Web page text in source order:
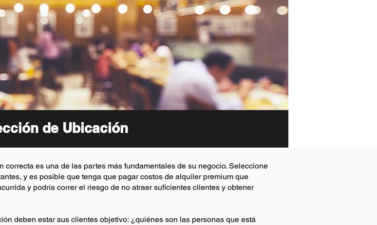
de Ubicación
es una de las partes más fundamentales de su negocio. Seleccione
y es posible que tenga que pagar costos de alquiler premium que
y podría correr el riesgo de no atraer suficientes clientes y obtener
deben estar sus clientes objetivo: ¿quiénes son las personas que está